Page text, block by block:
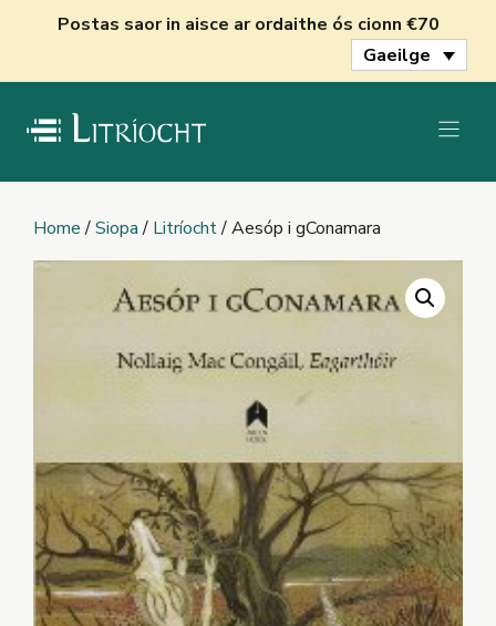
Postas saor in aisce ar ordaithe ós cionn €70
Gaeilge
Home/Siopa/ Litríocht/ Aesóp i gConamara